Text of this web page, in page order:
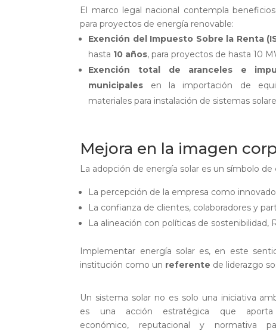
El marco legal nacional contempla
para proyectos de energía renovable:
Exención del Impuesto Sobre la Renta
hasta 10 años, para proyectos de hasta 10
Exención total de aranceles e
municipales en la importación de
materiales para instalación de sistemas
Mejora en la imagen
La adopción de energía solar es un símbolo de
La percepción de la empresa como
La confianza de clientes, colaboradores y
La alineación con políticas de sostenibilidad,
Implementar energía solar es, en este
institución como un referente de liderazgo
Un sistema solar no es solo una iniciativa
es una acción estratégica que
económico, reputacional y normativa